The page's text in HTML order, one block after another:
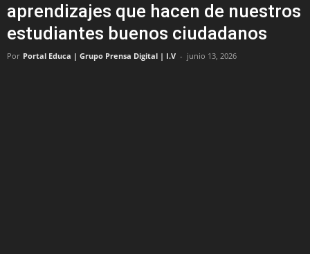
aprendizajes que hacen de nuestros
estudiantes buenos ciudadanos
Por Portal Educa | Grupo Prensa Digital | I.V - junio 13, 2026